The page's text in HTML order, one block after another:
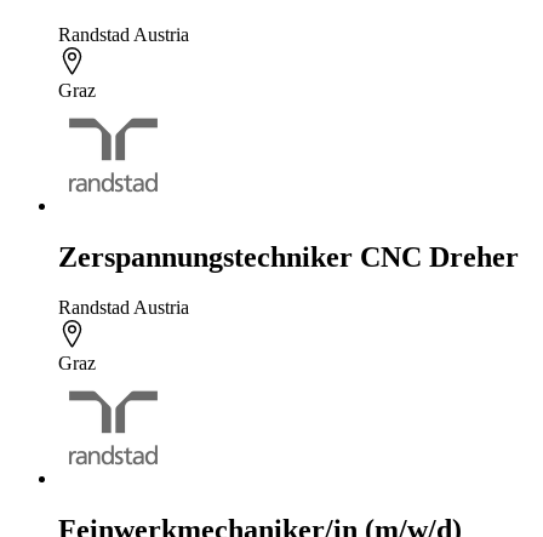
Randstad Austria
Graz
Zerspannungstechniker CNC Dreher
Randstad Austria
Graz
Feinwerkmechaniker/in (m/w/d)